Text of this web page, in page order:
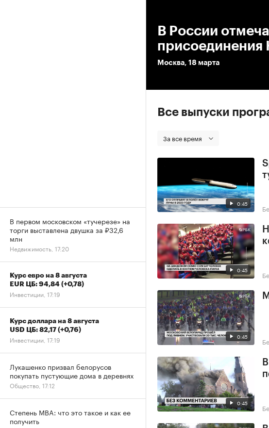
В России
присоединения
Москва, 18 марта
Все выпуски
За все время
0:45
0:45
0:45
0:45
В первом московском «тучерезе» на
торги выставлена двушка за ₽32,6
млн
Недвижимость, 17:20
Курс евро на 8 августа
EUR ЦБ: 94,84 (+0,78)
Инвестиции, 17:19
Курс доллара на 8 августа
USD ЦБ: 82,17 (+0,76)
Инвестиции, 17:19
Лукашенко призвал белорусов
покупать пустующие дома в деревнях
Общество, 17:12
Степень MBA: что это такое и как ее
получить